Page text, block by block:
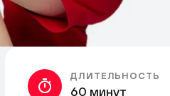
ДЛИТЕЛЬНОСТЬ
60 минут